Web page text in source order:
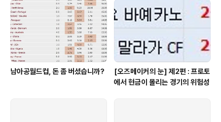
남아공월드컵, 돈 좀 버셨습니까?
[오즈메이커의 눈] 제2편 : 프로토
에서 현금이 몰리는 경기의 위험성